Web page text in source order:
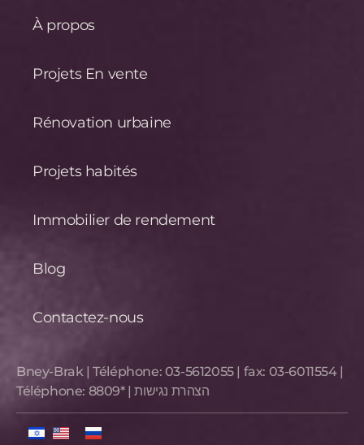
À propos
Projets En vente
Rénovation urbaine
Projets habités
Immobilier de rendement
Blog
Contactez-nous
Bney-Brak | Téléphone: 03-5612055| fax: 03-6011554|
Téléphone: 8809*|הצהרת נגישות